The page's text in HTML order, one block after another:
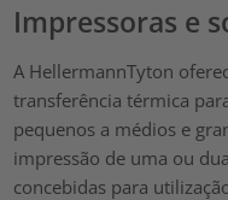
Impressoras e
A HellermannTyton
transferência térmica
pequenos a médios e
impressão de uma ou
concebidas para